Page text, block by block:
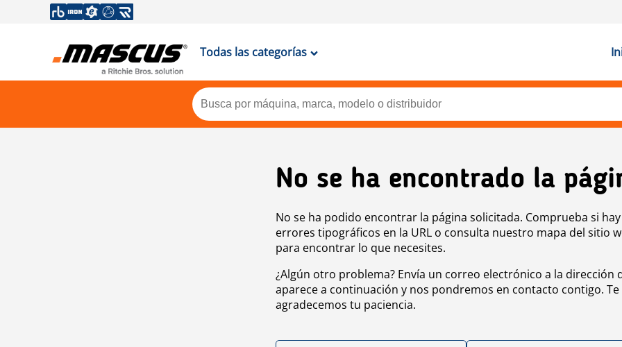
Todas las categorías
No se ha encontrado la
No se ha podido encontrar la página solicitada. Comprueba si hay
errores tipográficos en la URL o consulta nuestro mapa del sitio
para encontrar lo que necesites.
¿Algún otro problema? Envía un correo electrónico a la dirección
aparece a continuación y nos pondremos en contacto contigo. Te
agradecemos tu paciencia.